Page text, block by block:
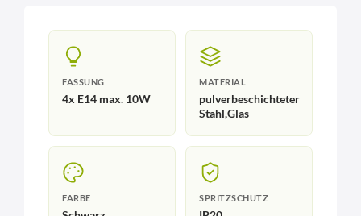
FASSUNG
4x E14 max. 10W
MATERIAL
pulverbeschichteter
Stahl,Glas
FARBE SPRITZSCHUTZ